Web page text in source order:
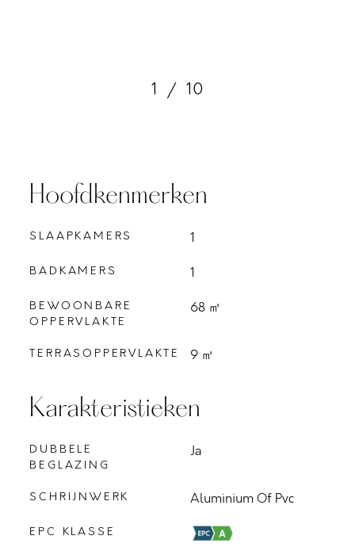
1 / 10
Hoofdkenmerken
SLAAPKAMERS 1
BADKAMERS 1
BEWOONBARE
OPPERVLAKTE
68 ㎡
TERRASOPPERVLAKTE 9 ㎡
Karakteristieken
DUBBELE
BEGLAZING
Ja
SCHRIJNWERK Aluminium Of Pvc
EPC KLASSE